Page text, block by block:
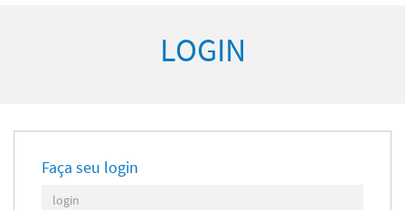
LOGIN
Faça seu login